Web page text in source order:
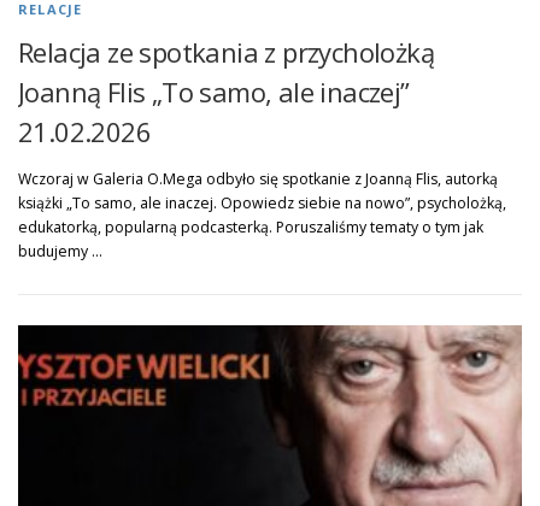
RELACJE
Relacja ze spotkania z przycholożką
Joanną Flis „To samo, ale inaczej”
21.02.2026
Wczoraj w Galeria O.Mega odbyło się spotkanie z Joanną Flis, autorką
książki „To samo, ale inaczej. Opowiedz siebie na nowo”, psycholożką,
edukatorką, popularną podcasterką. Poruszaliśmy tematy o tym jak
budujemy …